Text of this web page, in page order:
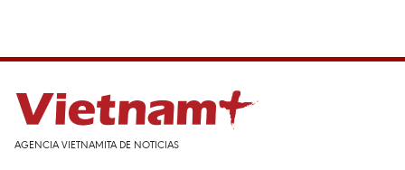
AGENCIA VIETNAMITA DE NOTICIAS